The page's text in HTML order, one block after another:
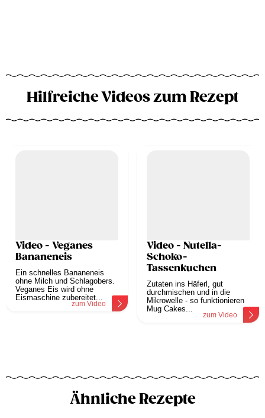
Hilfreiche Videos zum Rezept
Video - Veganes
Bananeneis
Ein schnelles Bananeneis
ohne Milch und Schlagobers.
Veganes Eis wird ohne
Eismaschine zubereitet...
zum Video
Video - Nutella-
Schoko-
Tassenkuchen
Zutaten ins Häferl, gut
durchmischen und in die
Mikrowelle - so funktionieren
Mug Cakes...
zum Video
Ähnliche Rezepte